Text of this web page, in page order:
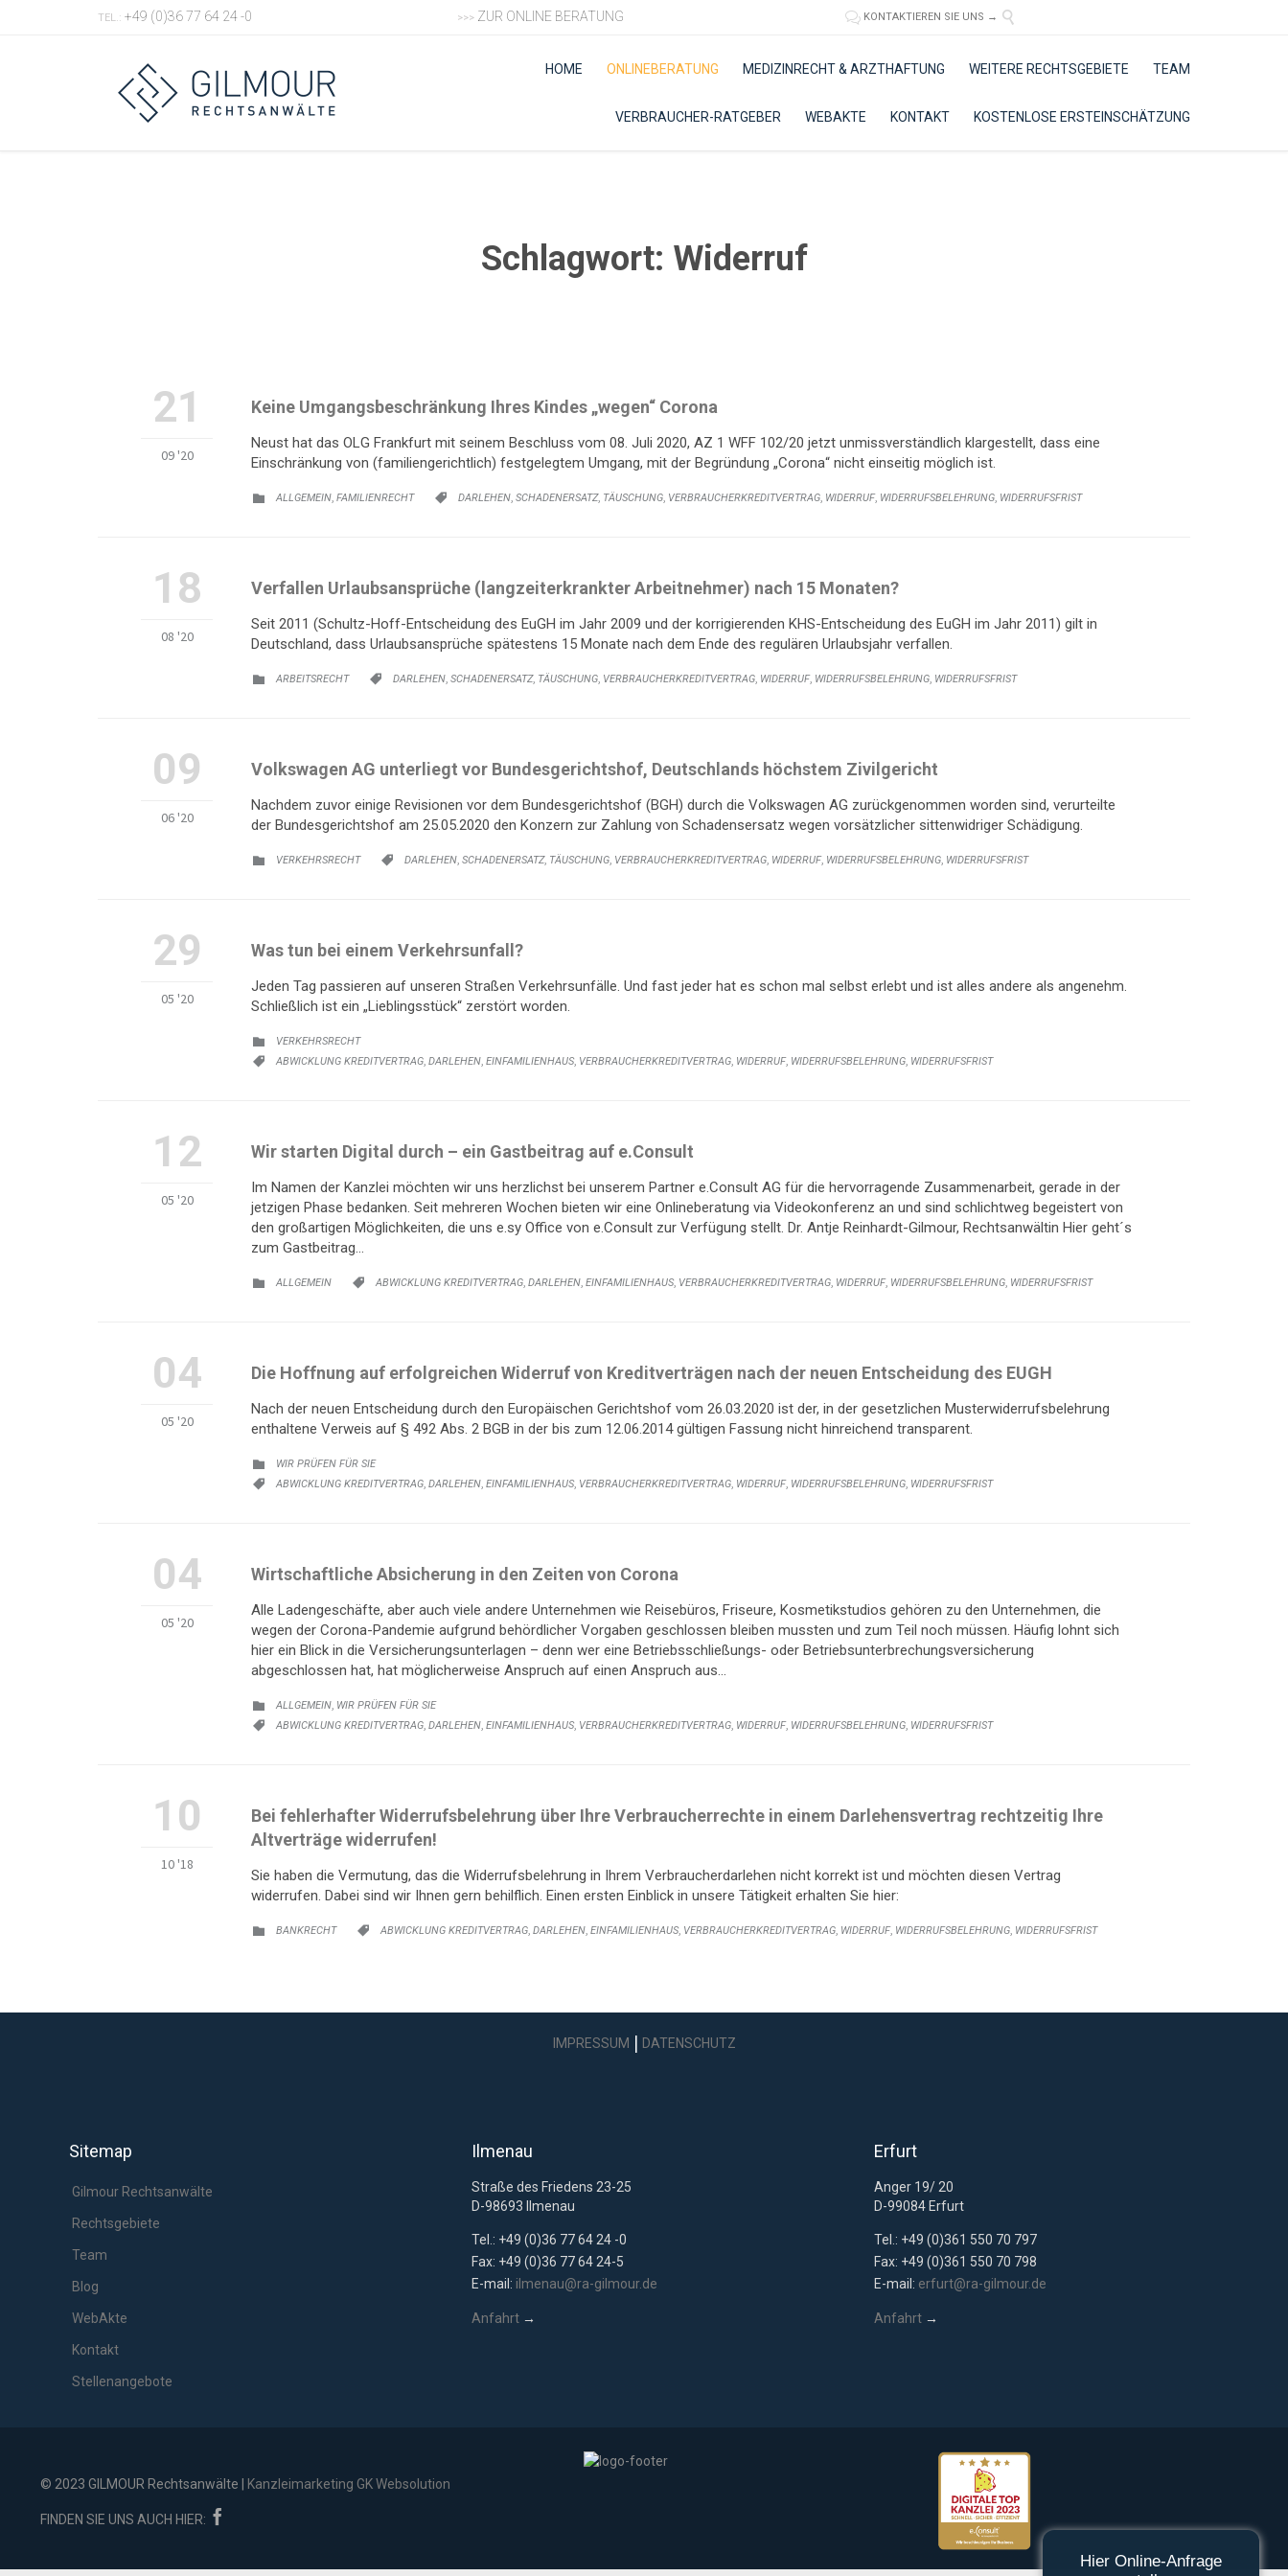
TEL.: +49 (0)36 77 64 24 -0 >>> ZUR ONLINE BERATUNG  KONTAKTIEREN SIE UNS → 
HOME ONLINEBERATUNG MEDIZINRECHT & ARZTHAFTUNG WEITERE RECHTSGEBIETE TEAM
VERBRAUCHER-RATGEBER WEBAKTE KONTAKT KOSTENLOSE ERSTEINSCHÄTZUNG
Schlagwort: Widerruf
21
09 '20
Keine Umgangsbeschränkung Ihres Kindes „wegen“ Corona
Neust hat das OLG Frankfurt mit seinem Beschluss vom 08. Juli 2020, AZ 1 WFF 102/20 jetzt unmissverständlich klargestellt, dass eine
Einschränkung von (familiengerichtlich) festgelegtem Umgang, mit der Begründung „Corona“ nicht einseitig möglich ist.
 KATEGORIE:
ALLGEMEIN, FAMILIENRECHT  KATEGORIE:
DARLEHEN, SCHADENERSATZ, TÄUSCHUNG, VERBRAUCHERKREDITVERTRAG, WIDERRUF, WIDERRUFSBELEHRUNG, WIDERRUFSFRIST
18
08 '20
Verfallen Urlaubsansprüche (langzeiterkrankter Arbeitnehmer) nach 15 Monaten?
Seit 2011 (Schultz-Hoff-Entscheidung des EuGH im Jahr 2009 und der korrigierenden KHS-Entscheidung des EuGH im Jahr 2011) gilt in
Deutschland, dass Urlaubsansprüche spätestens 15 Monate nach dem Ende des regulären Urlaubsjahr verfallen.
 KATEGORIE:
ARBEITSRECHT  KATEGORIE:
DARLEHEN, SCHADENERSATZ, TÄUSCHUNG, VERBRAUCHERKREDITVERTRAG, WIDERRUF, WIDERRUFSBELEHRUNG, WIDERRUFSFRIST
09
06 '20
Volkswagen AG unterliegt vor Bundesgerichtshof, Deutschlands höchstem Zivilgericht
Nachdem zuvor einige Revisionen vor dem Bundesgerichtshof (BGH) durch die Volkswagen AG zurückgenommen worden sind, verurteilte
der Bundesgerichtshof am 25.05.2020 den Konzern zur Zahlung von Schadensersatz wegen vorsätzlicher sittenwidriger Schädigung.
 KATEGORIE:
VERKEHRSRECHT  KATEGORIE:
DARLEHEN, SCHADENERSATZ, TÄUSCHUNG, VERBRAUCHERKREDITVERTRAG, WIDERRUF, WIDERRUFSBELEHRUNG, WIDERRUFSFRIST
29
05 '20
Was tun bei einem Verkehrsunfall?
Jeden Tag passieren auf unseren Straßen Verkehrsunfälle. Und fast jeder hat es schon mal selbst erlebt und ist alles andere als angenehm.
Schließlich ist ein „Lieblingsstück“ zerstört worden.
 KATEGORIE:
VERKEHRSRECHT

KATEGORIE:
ABWICKLUNG KREDITVERTRAG, DARLEHEN, EINFAMILIENHAUS, VERBRAUCHERKREDITVERTRAG, WIDERRUF, WIDERRUFSBELEHRUNG, WIDERRUFSFRIST
12
05 '20
Wir starten Digital durch – ein Gastbeitrag auf e.Consult
Im Namen der Kanzlei möchten wir uns herzlichst bei unserem Partner e.Consult AG für die hervorragende Zusammenarbeit, gerade in der
jetzigen Phase bedanken. Seit mehreren Wochen bieten wir eine Onlineberatung via Videokonferenz an und sind schlichtweg begeistert von
den großartigen Möglichkeiten, die uns e.sy Office von e.Consult zur Verfügung stellt. Dr. Antje Reinhardt-Gilmour, Rechtsanwältin Hier geht´s
zum Gastbeitrag…
 KATEGORIE:
ALLGEMEIN  KATEGORIE:
ABWICKLUNG KREDITVERTRAG, DARLEHEN, EINFAMILIENHAUS, VERBRAUCHERKREDITVERTRAG, WIDERRUF, WIDERRUFSBELEHRUNG, WIDERRUFSFRIST
04
05 '20
Die Hoffnung auf erfolgreichen Widerruf von Kreditverträgen nach der neuen Entscheidung des EUGH
Nach der neuen Entscheidung durch den Europäischen Gerichtshof vom 26.03.2020 ist der, in der gesetzlichen Musterwiderrufsbelehrung
enthaltene Verweis auf § 492 Abs. 2 BGB in der bis zum 12.06.2014 gültigen Fassung nicht hinreichend transparent.
 KATEGORIE:
WIR PRÜFEN FÜR SIE

KATEGORIE:
ABWICKLUNG KREDITVERTRAG, DARLEHEN, EINFAMILIENHAUS, VERBRAUCHERKREDITVERTRAG, WIDERRUF, WIDERRUFSBELEHRUNG, WIDERRUFSFRIST
04
05 '20
Wirtschaftliche Absicherung in den Zeiten von Corona
Alle Ladengeschäfte, aber auch viele andere Unternehmen wie Reisebüros, Friseure, Kosmetikstudios gehören zu den Unternehmen, die
wegen der Corona-Pandemie aufgrund behördlicher Vorgaben geschlossen bleiben mussten und zum Teil noch müssen. Häufig lohnt sich
hier ein Blick in die Versicherungsunterlagen – denn wer eine Betriebsschließungs- oder Betriebsunterbrechungsversicherung
abgeschlossen hat, hat möglicherweise Anspruch auf einen Anspruch aus…
 KATEGORIE:
ALLGEMEIN, WIR PRÜFEN FÜR SIE

KATEGORIE:
ABWICKLUNG KREDITVERTRAG, DARLEHEN, EINFAMILIENHAUS, VERBRAUCHERKREDITVERTRAG, WIDERRUF, WIDERRUFSBELEHRUNG, WIDERRUFSFRIST
10
10 '18
Bei fehlerhafter Widerrufsbelehrung über Ihre Verbraucherrechte in einem Darlehensvertrag rechtzeitig Ihre
Altverträge widerrufen!
Sie haben die Vermutung, das die Widerrufsbelehrung in Ihrem Verbraucherdarlehen nicht korrekt ist und möchten diesen Vertrag
widerrufen. Dabei sind wir Ihnen gern behilflich. Einen ersten Einblick in unsere Tätigkeit erhalten Sie hier:
 KATEGORIE:
BANKRECHT  KATEGORIE:
ABWICKLUNG KREDITVERTRAG, DARLEHEN, EINFAMILIENHAUS, VERBRAUCHERKREDITVERTRAG, WIDERRUF, WIDERRUFSBELEHRUNG, WIDERRUFSFRIST
IMPRESSUM | DATENSCHUTZ
Sitemap
Gilmour Rechtsanwälte
Rechtsgebiete
Team
Blog
WebAkte
Kontakt
Stellenangebote
Ilmenau
Straße des Friedens 23-25
D-98693 Ilmenau
Tel.: +49 (0)36 77 64 24 -0
Fax: +49 (0)36 77 64 24-5
E-mail: ilmenau@ra-gilmour.de
Anfahrt →
Erfurt
Anger 19/ 20
D-99084 Erfurt
Tel.: +49 (0)361 550 70 797
Fax: +49 (0)361 550 70 798
E-mail: erfurt@ra-gilmour.de
Anfahrt →
© 2023 GILMOUR Rechtsanwälte | Kanzleimarketing GK Websolution
FINDEN SIE UNS AUCH HIER: 
Hier Online-Anfrage